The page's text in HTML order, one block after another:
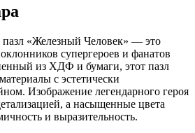
«Железный Человек» — это
супергероев и фанатов
из ХДФ и бумаги, этот пазл
с эстетически
Изображение легендарного героя
а насыщенные цвета
и выразительность.